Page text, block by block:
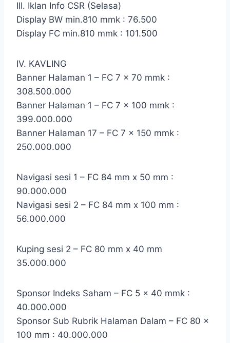
III. Iklan Info CSR (Selasa)
Display BW min.810 mmk : 76.500
Display FC min.810 mmk : 101.500
IV. KAVLING
Banner Halaman 1 – FC 7 x 70 mmk :
308.500.000
Banner Halaman 1 – FC 7 x 100 mmk :
399.000.000
Banner Halaman 17 – FC 7 x 150 mmk :
250.000.000
Navigasi sesi 1 – FC 84 mm x 50 mm :
90.000.000
Navigasi sesi 2 – FC 84 mm x 100 mm :
56.000.000
Kuping sesi 2 – FC 80 mm x 40 mm
35.000.000
Sponsor Indeks Saham – FC 5 x 40 mmk :
40.000.000
Sponsor Sub Rubrik Halaman Dalam – FC 80 x
100 mm : 40.000.000